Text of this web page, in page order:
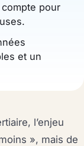
pour
et un
l’enjeu
», mais de